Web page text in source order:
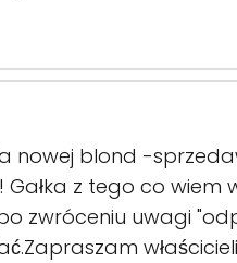
nowej blond -
z tego co
zwróceniu uwagi